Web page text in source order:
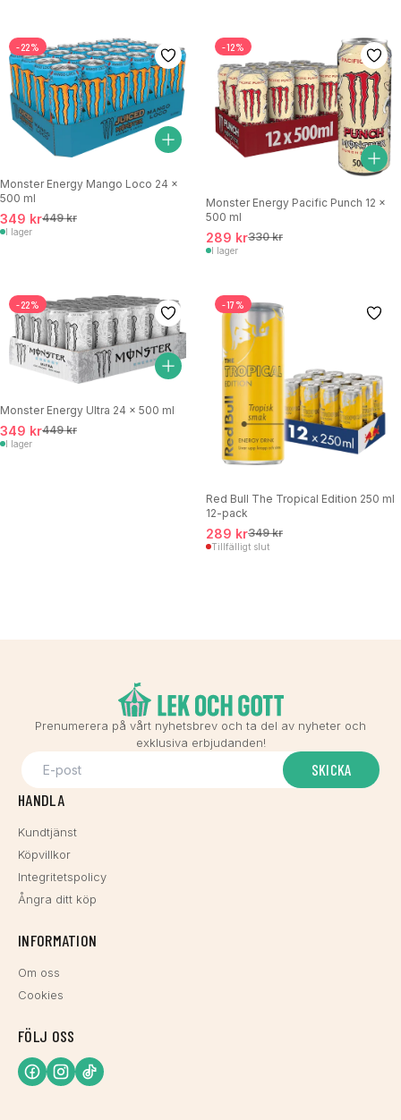
-22%
Monster Energy Mango Loco 24 x
500 ml
349 kr449 kr
I lager
-12%
Monster Energy Pacific Punch 12 x
500 ml
289 kr330 kr
I lager
-22%
Monster Energy Ultra 24 x 500 ml
349 kr449 kr
I lager
-17%
Red Bull The Tropical Edition 250 ml
12-pack
289 kr349 kr
Tillfälligt slut
Prenumerera på vårt nyhetsbrev och ta del av nyheter och
exklusiva erbjudanden!
SKICKA
HANDLA
Kundtjänst
Köpvillkor
Integritetspolicy
Ångra ditt köp
INFORMATION
Om oss
Cookies
FÖLJ OSS